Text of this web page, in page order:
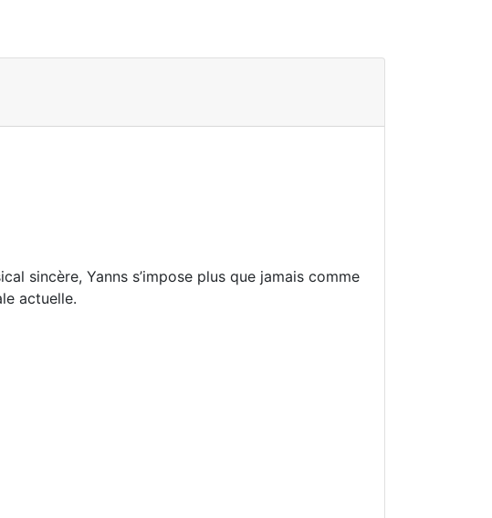
sincère, Yanns s’impose plus que jamais comme
actuelle.